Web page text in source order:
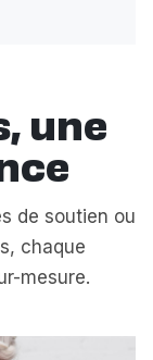
une
de soutien ou
chaque
mesure.